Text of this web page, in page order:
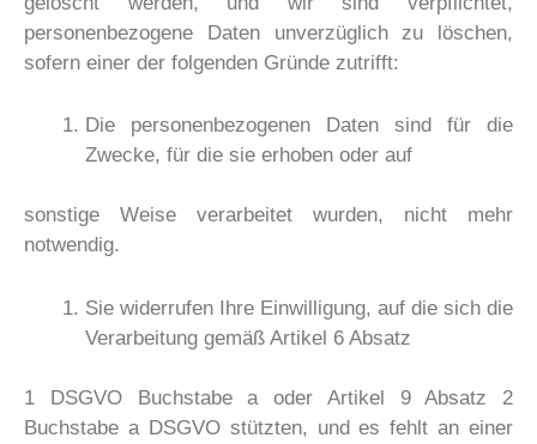
personenbezogene Daten unverzüglich zu löschen,
sofern einer der folgenden Gründe zutrifft:
Die personenbezogenen Daten sind für die
Zwecke, für die sie erhoben oder auf
sonstige Weise verarbeitet wurden, nicht mehr
notwendig.
Sie widerrufen Ihre Einwilligung, auf die sich die
Verarbeitung gemäß Artikel 6 Absatz
1 DSGVO Buchstabe a oder Artikel 9 Absatz 2
Buchstabe a DSGVO stützten, und es fehlt an einer